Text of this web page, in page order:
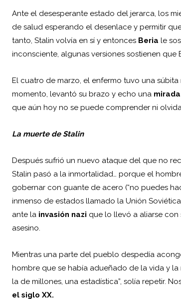
Ante el desesperante estado del jerarca, los
de salud esperando el desenlace y permitir
tanto, Stalin volvía en sí y entonces Beria le
inconsciente, algunas versiones sostienen que
El cuatro de marzo, el enfermo tuvo una
momento, levantó su brazo y echo una
que aún hoy no se puede comprender ni
La muerte de Stalin
Después sufrió un nuevo ataque del que no
Stalin pasó a la inmortalidad… porque el
gobernar con guante de acero (“no puedes
inmenso de estados llamado la Unión
ante la invasión nazi que lo llevó a aliarse
asesino.
Mientras una parte del pueblo despedía
hombre que se había adueñado de la vida y la
la de millones, una estadística”, solía repetir.
el siglo XX.